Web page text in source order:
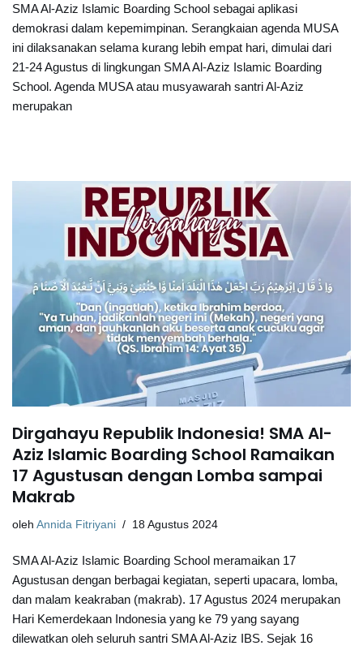
SMA Al-Aziz Islamic Boarding School sebagai aplikasi
demokrasi dalam kepemimpinan. Serangkaian agenda MUSA
ini dilaksanakan selama kurang lebih empat hari, dimulai dari
21-24 Agustus di lingkungan SMA Al-Aziz Islamic Boarding
School. Agenda MUSA atau musyawarah santri Al-Aziz
merupakan
Dirgahayu Republik Indonesia! SMA Al-
Aziz Islamic Boarding School Ramaikan
17 Agustusan dengan Lomba sampai
Makrab
oleh Annida Fitriyani 18 Agustus 2024
SMA Al-Aziz Islamic Boarding School meramaikan 17
Agustusan dengan berbagai kegiatan, seperti upacara, lomba,
dan malam keakraban (makrab). 17 Agustus 2024 merupakan
Hari Kemerdekaan Indonesia yang ke 79 yang sayang
dilewatkan oleh seluruh santri SMA Al-Aziz IBS. Sejak 16